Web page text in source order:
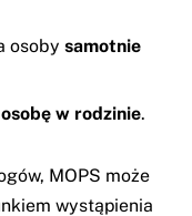
osoby samotnie
w rodzinie.
MOPS może
wystąpienia